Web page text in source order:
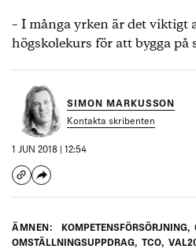
– I många yrken är det viktigt
högskolekurs för att bygga på
SIMON MARKUSSON
Kontakta skribenten
1 JUN 2018 | 12:54
ÄMNEN: KOMPETENSFÖRSÖRJNING,
OMSTÄLLNINGSUPPDRAG, TCO,